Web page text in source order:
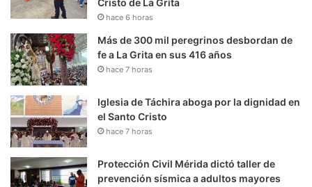
hace 6 horas
Más de 300 mil peregrinos desbordan de
fe a La Grita en sus 416 años
hace 7 horas
Iglesia de Táchira aboga por la dignidad en
el Santo Cristo
hace 7 horas
Protección Civil Mérida dictó taller de
prevención sísmica a adultos mayores